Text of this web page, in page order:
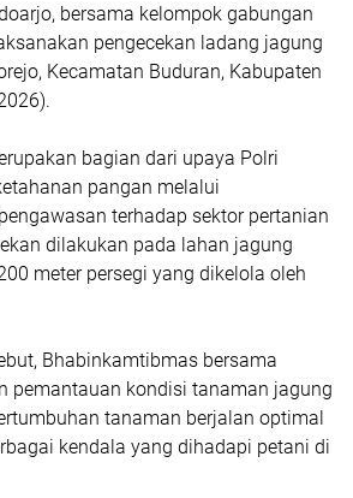
bersama kelompok gabungan
pengecekan ladang jagung
Kecamatan Buduran, Kabupaten
bagian dari upaya Polri
pangan melalui
terhadap sektor pertanian
dilakukan pada lahan jagung
meter persegi yang dikelola oleh
Bhabinkamtibmas bersama
pemantauan kondisi tanaman jagung
tanaman berjalan optimal
kendala yang dihadapi petani di